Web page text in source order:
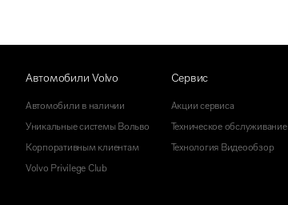
Автомобили Volvo
Автомобили в наличии
Уникальные системы Вольво
Корпоративным клиентам
Volvo Privilege Club
Сервис
Акции сервиса
Техническое обслуживание
Технология Видеообзор